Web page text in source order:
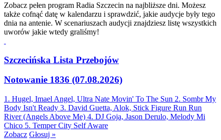
Zobacz pełen program Radia Szczecin na najbliższe dni. Możesz
także cofnąć datę w kalendarzu i sprawdzić, jakie audycje były tego
dnia na antenie. W scenariuszach audycji znajdziesz listę wszystkich
uworów jakie wtedy graliśmy!
Szczecińska Lista Przebojów
Notowanie 1836 (07.08.2026)
1. Hugel, Imael Angel, Ultra Nate Movin' To The Sun 2. Sombr My
Body Isn't Ready 3. David Guetta, Alok, Stick Figure Run Run
River (Angels Above Me) 4. DJ Goja, Jason Derulo, Melody Mi
Chico 5. Temper City Self Aware
Zobacz Głosuj »